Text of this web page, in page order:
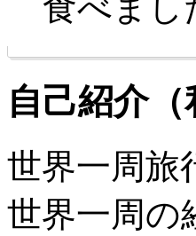
食べまし
自己紹介
世界一周旅
世界一周の